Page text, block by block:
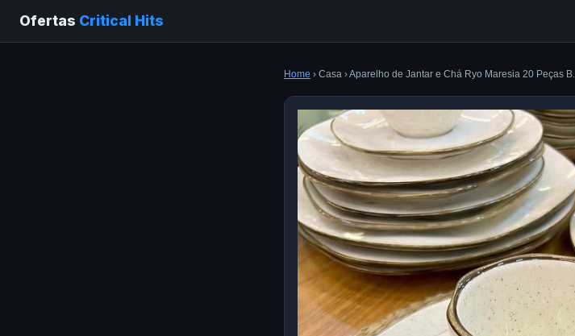
Ofertas Critical Hits
Home › Casa › Aparelho de Jantar e Chá Ryo Maresia 20 Peças B...